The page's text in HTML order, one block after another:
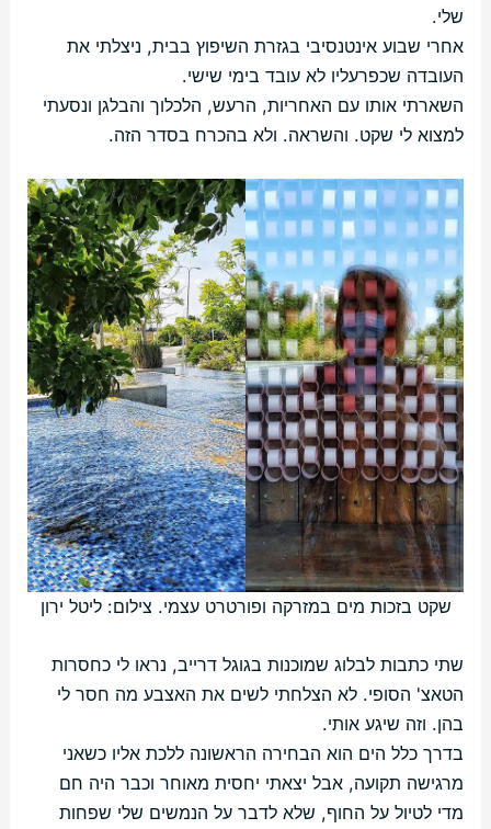
שלי.
אחרי שבוע אינטנסיבי בגזרת השיפוץ בבית, ניצלתי את
העובדה שכפרעליו לא עובד בימי שישי.
השארתי אותו עם האחריות, הרעש, הלכלוך והבלגן ונסעתי
למצוא לי שקט. והשראה. ולא בהכרח בסדר הזה.
שקט בזכות מים במזרקה ופורטרט עצמי. צילום: ליטל ירון
שתי כתבות לבלוג שמוכנות בגוגל דרייב, נראו לי כחסרות
הטאצ' הסופי. לא הצלחתי לשים את האצבע מה חסר לי
בהן. וזה שיגע אותי.
בדרך כלל הים הוא הבחירה הראשונה ללכת אליו כשאני
מרגישה תקועה, אבל יצאתי יחסית מאוחר וכבר היה חם
מדי לטיול על החוף, שלא לדבר על הנמשים שלי שפחות